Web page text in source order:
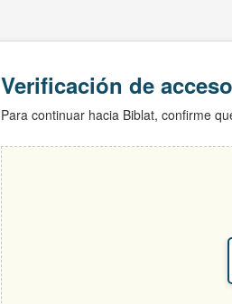
Verificación de acceso
Para continuar hacia Biblat, confirme